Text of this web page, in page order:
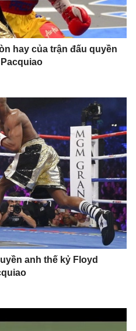
hay của trận đấu quyền
anh thế kỷ Floyd